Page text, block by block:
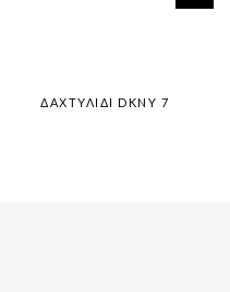
ΔΑΧΤΥΛΊΔΙ DKNY 7